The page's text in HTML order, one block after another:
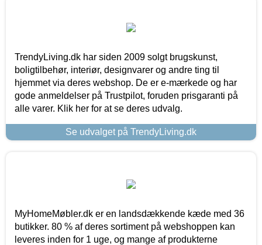
TrendyLiving.dk har siden 2009 solgt brugskunst,
boligtilbehør, interiør, designvarer og andre ting til
hjemmet via deres webshop. De er e-mærkede og har
gode anmeldelser på Trustpilot, foruden prisgaranti på
alle varer. Klik her for at se deres udvalg.
Se udvalget på TrendyLiving.dk
MyHomeMøbler.dk er en landsdækkende kæde med 36
butikker. 80 % af deres sortiment på webshoppen kan
leveres inden for 1 uge, og mange af produkterne